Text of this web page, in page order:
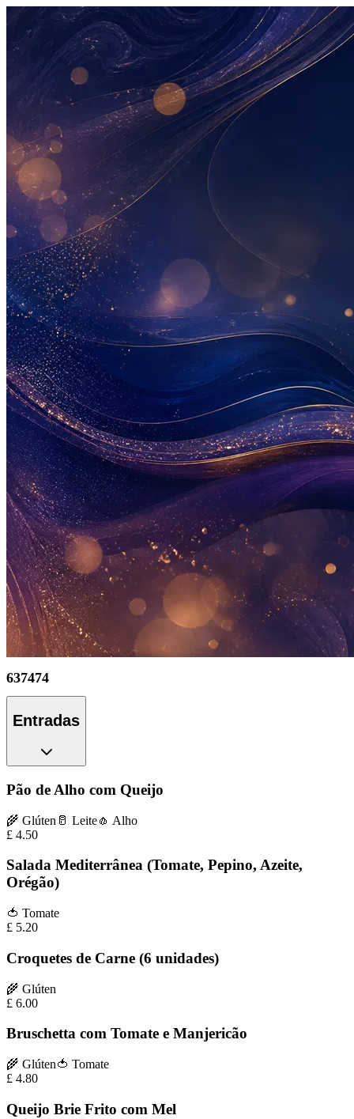
637474
Entradas
Pão de Alho com Queijo
🌾 Glúten 🥛 Leite🧄 Alho
£ 4.50
Salada Mediterrânea (Tomate, Pepino, Azeite,
Orégão)
🍅 Tomate
£ 5.20
Croquetes de Carne (6 unidades)
🌾 Glúten
£ 6.00
Bruschetta com Tomate e Manjericão
🌾 Glúten🍅 Tomate
£ 4.80
Queijo Brie Frito com Mel